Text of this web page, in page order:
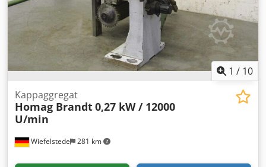
1 / 10
Wiefelstede 281 km
Kappaggregat
Homag Brandt0,27 kW / 12000
U/min